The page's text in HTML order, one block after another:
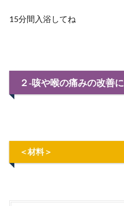
15分間入浴してね
２‐咳や喉の痛みの改善に
＜材料＞